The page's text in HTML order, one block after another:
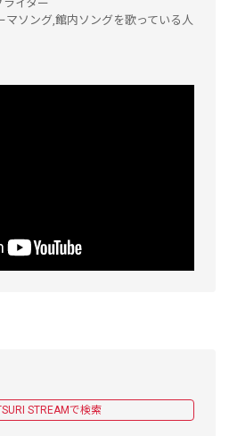
イター
マソング,館内ソングを歌っている人
STREAMで検索